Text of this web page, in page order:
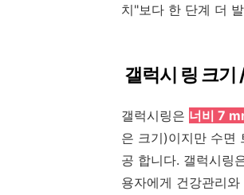
치"보다 한 단계 더
갤럭시 링 크기
갤럭시링은 너비 7
은 크기)이지만 수면
공 합니다. 갤럭시링
용자에게 건강관리